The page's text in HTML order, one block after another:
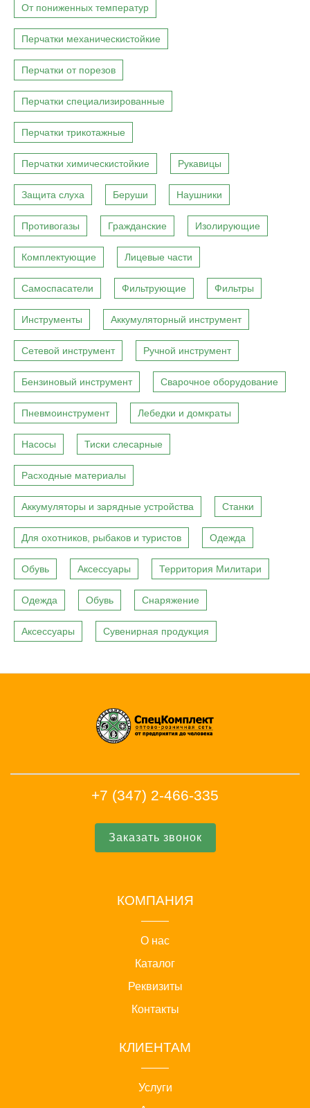
От пониженных температур
Перчатки механическистойкие
Перчатки от порезов
Перчатки специализированные
Перчатки трикотажные
Перчатки химическистойкие Рукавицы
Защита слуха Беруши Наушники
Противогазы Гражданские Изолирующие
Комплектующие Лицевые части
Самоспасатели Фильтрующие Фильтры
Инструменты Аккумуляторный инструмент
Сетевой инструмент Ручной инструмент
Бензиновый инструмент Сварочное оборудование
Пневмоинструмент Лебедки и домкраты
Насосы Тиски слесарные
Расходные материалы
Аккумуляторы и зарядные устройства Станки
Для охотников, рыбаков и туристов Одежда
Обувь Аксессуары Территория Милитари
Одежда Обувь Снаряжение
Аксессуары Сувенирная продукция
+7 (347) 2-466-335
Заказать звонок
КОМПАНИЯ
О нас
Каталог
Реквизиты
Контакты
КЛИЕНТАМ
Услуги